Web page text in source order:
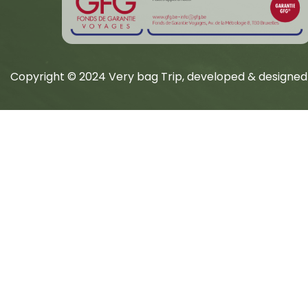
Copyright © 2024 Very bag Trip, developed &